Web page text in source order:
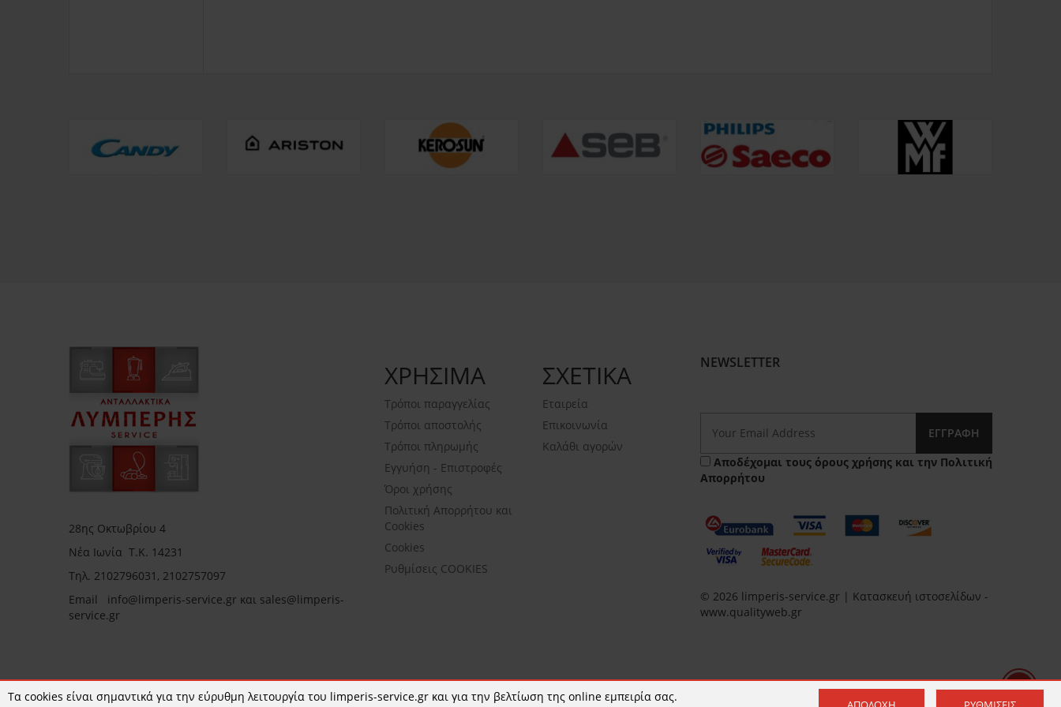
28ης Οκτωβρίου 4
Νέα Ιωνία Τ.Κ. 14231
Τηλ. 2102796031, 2102757097
Email info@limperis-service.gr και sales@limperis-
service.gr
Ωράριο καταστήματος:
ΧΡΗΣΙΜΑ
Τρόποι παραγγελίας
Τρόποι αποστολής
Τρόποι πληρωμής
Εγγυήση - Επιστροφές
Όροι χρήσης
Πολιτική Απορρήτου και
Cookies
Cookies
Ρυθμίσεις COOKIES
ΣΧΕΤΙΚΑ
Εταιρεία
Επικοινωνία
Καλάθι αγορών
NEWSLETTER
ΕΓΓΡΑΦΉ
Αποδέχομαι τους όρους χρήσης και την Πολιτική
Απορρήτου
© 2026 limperis-service.gr | Κατασκευή ιστοσελίδων -
www.qualityweb.gr
Τα cookies είναι σημαντικά για την εύρυθμη λειτουργία του limperis-service.gr και για την βελτίωση της online εμπειρία σας.